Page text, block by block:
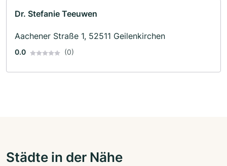
Dr. Stefanie Teeuwen
Aachener Straße 1, 52511 Geilenkirchen
0.0 (0)
Städte in der Nähe